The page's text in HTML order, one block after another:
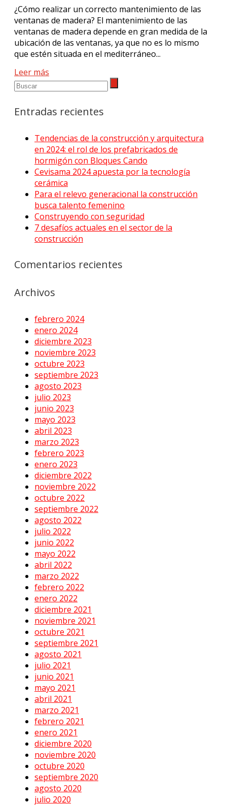
¿Cómo realizar un correcto mantenimiento de las
ventanas de madera? El mantenimiento de las
ventanas de madera depende en gran medida de la
ubicación de las ventanas, ya que no es lo mismo
que estén situada en el mediterráneo...
Leer más
Entradas recientes
Tendencias de la construcción y arquitectura
en 2024: el rol de los prefabricados de
hormigón con Bloques Cando
Cevisama 2024 apuesta por la tecnología
cerámica
Para el relevo generacional la construcción
busca talento femenino
Construyendo con seguridad
7 desafíos actuales en el sector de la
construcción
Comentarios recientes
Archivos
febrero 2024
enero 2024
diciembre 2023
noviembre 2023
octubre 2023
septiembre 2023
agosto 2023
julio 2023
junio 2023
mayo 2023
abril 2023
marzo 2023
febrero 2023
enero 2023
diciembre 2022
noviembre 2022
octubre 2022
septiembre 2022
agosto 2022
julio 2022
junio 2022
mayo 2022
abril 2022
marzo 2022
febrero 2022
enero 2022
diciembre 2021
noviembre 2021
octubre 2021
septiembre 2021
agosto 2021
julio 2021
junio 2021
mayo 2021
abril 2021
marzo 2021
febrero 2021
enero 2021
diciembre 2020
noviembre 2020
octubre 2020
septiembre 2020
agosto 2020
julio 2020